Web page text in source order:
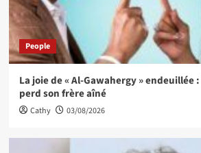
People
La joie de « Al-Gawahergy » endeuillée
perd son frère aîné
Cathy 03/08/2026